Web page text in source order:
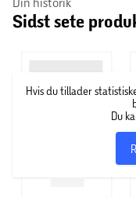
vinkooperativet les
fokus på de gamle
regionernes
det kommer til
Sidst sete
Hvis du tillader
Du